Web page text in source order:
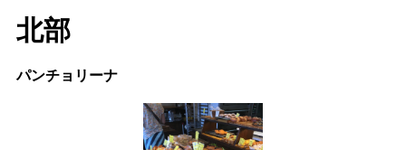
北部
パンチョリーナ